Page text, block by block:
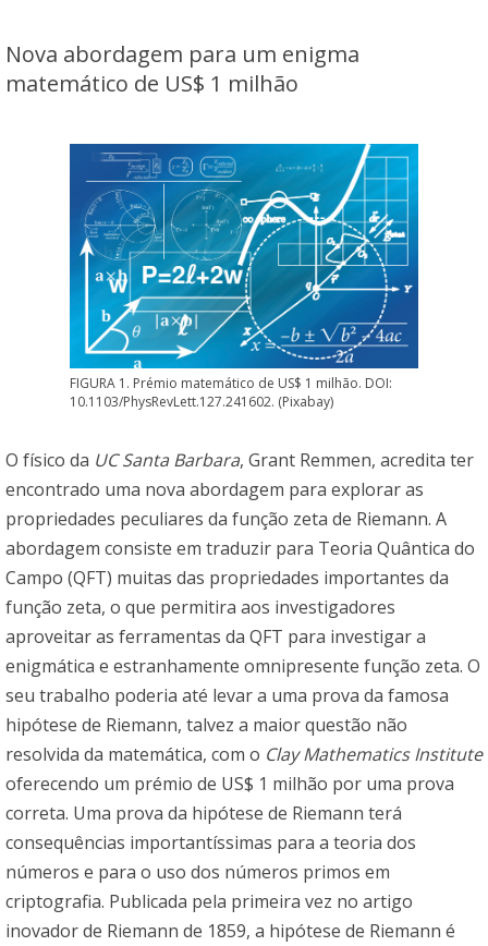
Nova abordagem para um enigma
matemático de US$ 1 milhão
FIGURA 1. Prémio matemático de US$ 1 milhão. DOI:
10.1103/PhysRevLett.127.241602. (Pixabay)
O físico da UC Santa Barbara, Grant Remmen, acredita ter
encontrado uma nova abordagem para explorar as
propriedades peculiares da função zeta de Riemann. A
abordagem consiste em traduzir para Teoria Quântica do
Campo (QFT) muitas das propriedades importantes da
função zeta, o que permitira aos investigadores
aproveitar as ferramentas da QFT para investigar a
enigmática e estranhamente omnipresente função zeta. O
seu trabalho poderia até levar a uma prova da famosa
hipótese de Riemann, talvez a maior questão não
resolvida da matemática, com o Clay Mathematics Institute
oferecendo um prémio de US$ 1 milhão por uma prova
correta. Uma prova da hipótese de Riemann terá
consequências importantíssimas para a teoria dos
números e para o uso dos números primos em
criptografia. Publicada pela primeira vez no artigo
inovador de Riemann de 1859, a hipótese de Riemann é